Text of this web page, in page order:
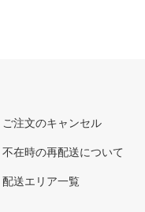
ご注文のキャンセル
不在時の再配送について
配送エリア一覧